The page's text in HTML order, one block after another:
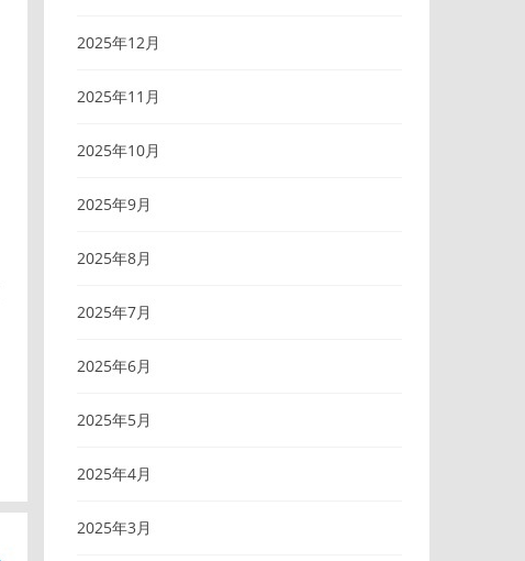
2025年12月
2025年11月
2025年10月
2025年9月
2025年8月
2025年7月
2025年6月
2025年5月
2025年4月
2025年3月